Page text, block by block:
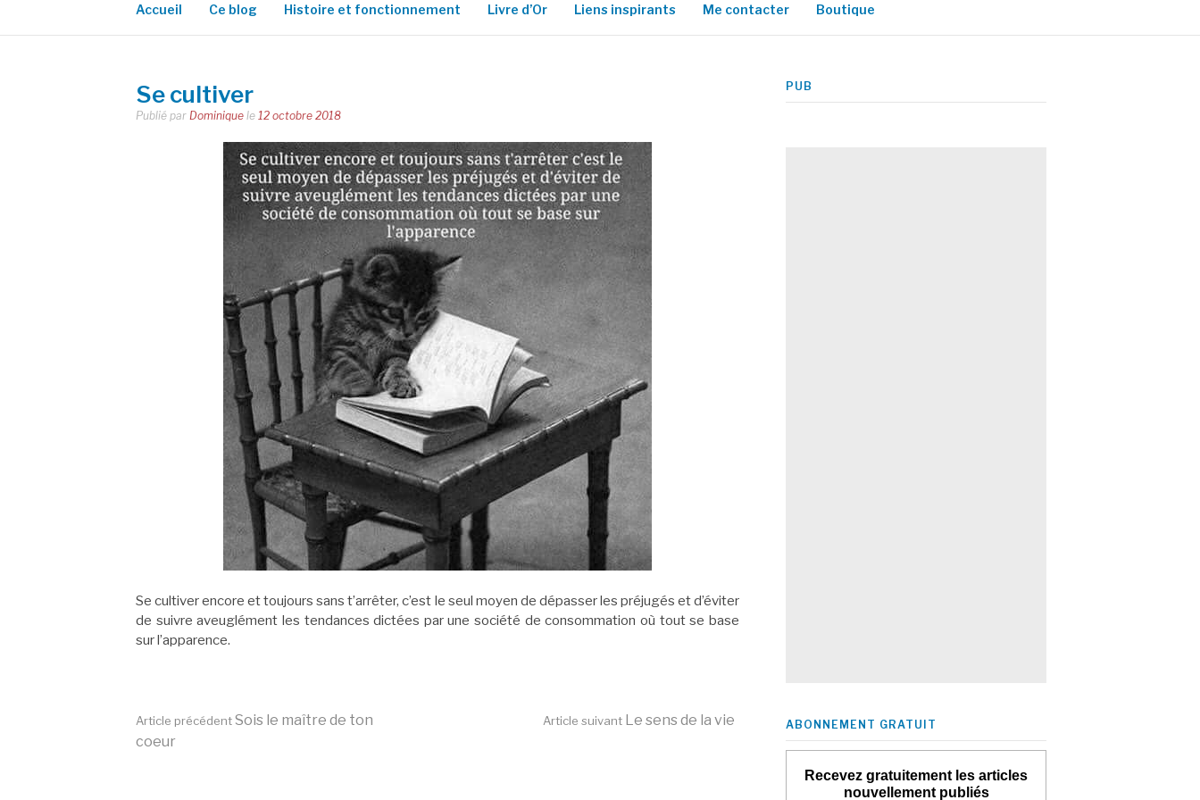
Accueil Ce blog Histoire et fonctionnement Livre d’Or Liens inspirants Me contacter Boutique
Se cultiver
Publié par Dominique le 12 octobre 2018
Se cultiver encore et toujours sans t’arrêter, c’est le seul moyen de dépasser les préjugés et d’éviter
de suivre aveuglément les tendances dictées par une société de consommation où tout se base
sur l’apparence.
Lire
Article précédentSois le maître de ton
coeur
Article suivant Le sens de la vie
PUB
ABONNEMENT GRATUIT
Recevez gratuitement les articles
nouvellement publiés